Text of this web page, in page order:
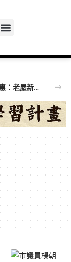
黃文醫師故居重啟變身「津本喫茶部」 黃敏惠：老屋新生再添木都亮點